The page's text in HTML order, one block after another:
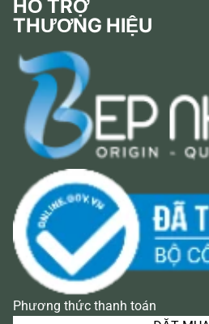
HỖ TRỢ
THƯƠNG HIỆU
Phương thức thanh toán